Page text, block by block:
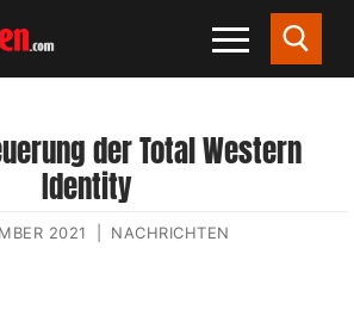
der Total Western
Identity
2021 NACHRICHTEN